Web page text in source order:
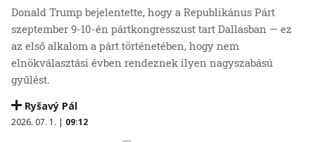
Donald Trump bejelentette, hogy a Republikánus Párt
szeptember 9-10-én pártkongresszust tart Dallasban — ez
az első alkalom a párt történetében, hogy nem
elnökválasztási évben rendeznek ilyen nagyszabású
gyűlést.
Ryšavý Pál
2026. 07. 1. | 09:12